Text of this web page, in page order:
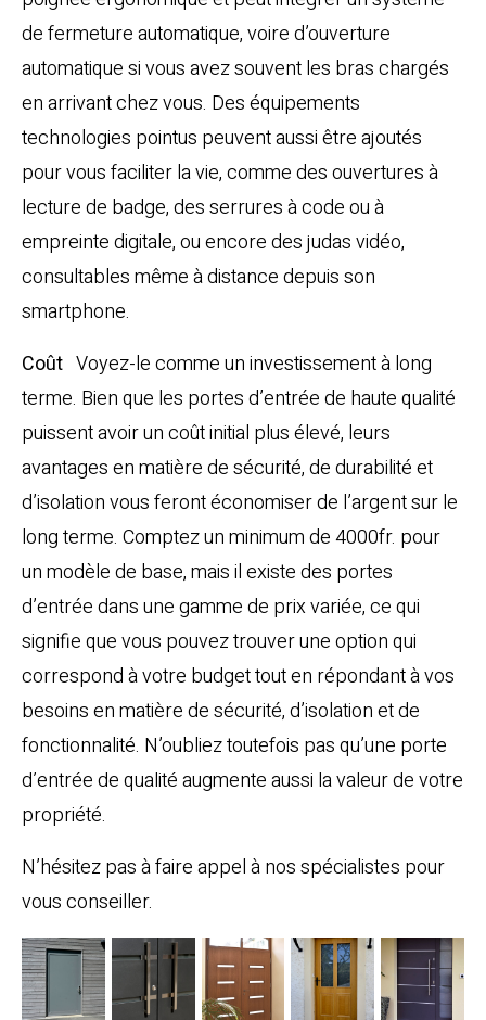
de fermeture automatique, voire d’ouverture
automatique si vous avez souvent les bras chargés
en arrivant chez vous. Des équipements
technologies pointus peuvent aussi être ajoutés
pour vous faciliter la vie, comme des ouvertures à
lecture de badge, des serrures à code ou à
empreinte digitale, ou encore des judas vidéo,
consultables même à distance depuis son
smartphone.
Coût Voyez-le comme un investissement à long
terme. Bien que les portes d’entrée de haute qualité
puissent avoir un coût initial plus élevé, leurs
avantages en matière de sécurité, de durabilité et
d’isolation vous feront économiser de l’argent sur le
long terme. Comptez un minimum de 4000fr. pour
un modèle de base, mais il existe des portes
d’entrée dans une gamme de prix variée, ce qui
signifie que vous pouvez trouver une option qui
correspond à votre budget tout en répondant à vos
besoins en matière de sécurité, d’isolation et de
fonctionnalité. N’oubliez toutefois pas qu’une porte
d’entrée de qualité augmente aussi la valeur de votre
propriété.
N’hésitez pas à faire appel à nos spécialistes pour
vous conseiller.